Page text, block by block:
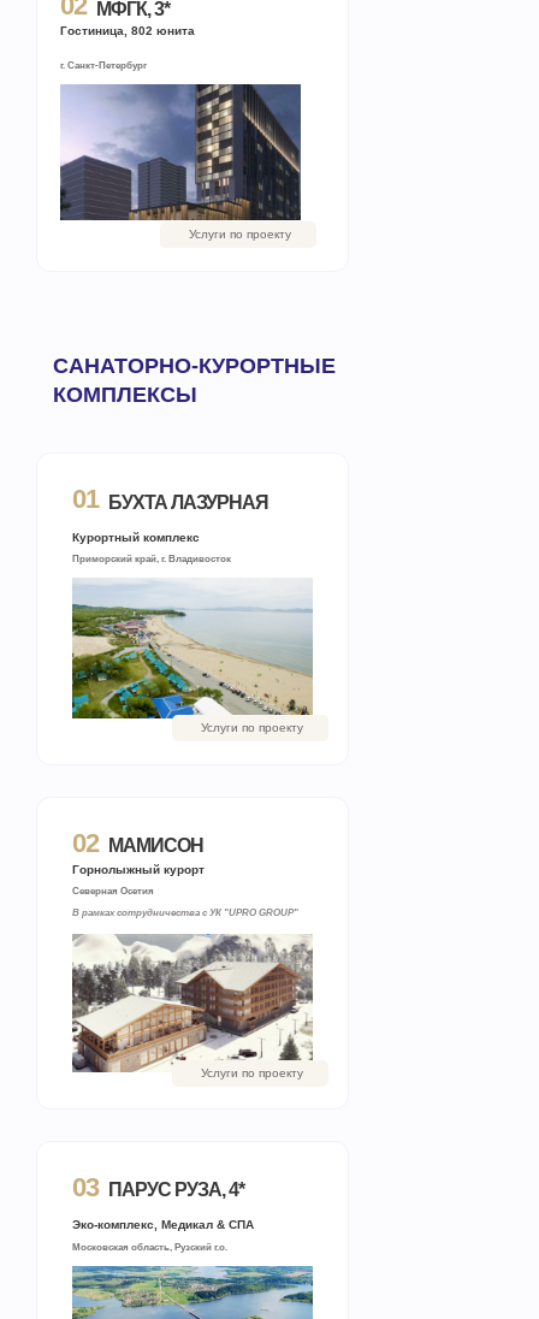
МФГК, 3*
Гостиница, 802 юнита
г. Санкт-Петербург
Услуги по проекту
САНАТОРНО-КУРОРТНЫЕ
КОМПЛЕКСЫ
ПАРУС РУЗА, 4*
Московская область, Рузский г.о.
Эко-комплекс, Медикал & СПА
03
В рамках сотрудничества с УК "UPRO GROUP"
МАМИСОН
Горнолыжный курорт
Северная Осетия
02
Услуги по проекту
БУХТА ЛАЗУРНАЯ
Приморский край, г. Владивосток
Курортный комплекс
01
Услуги по проекту